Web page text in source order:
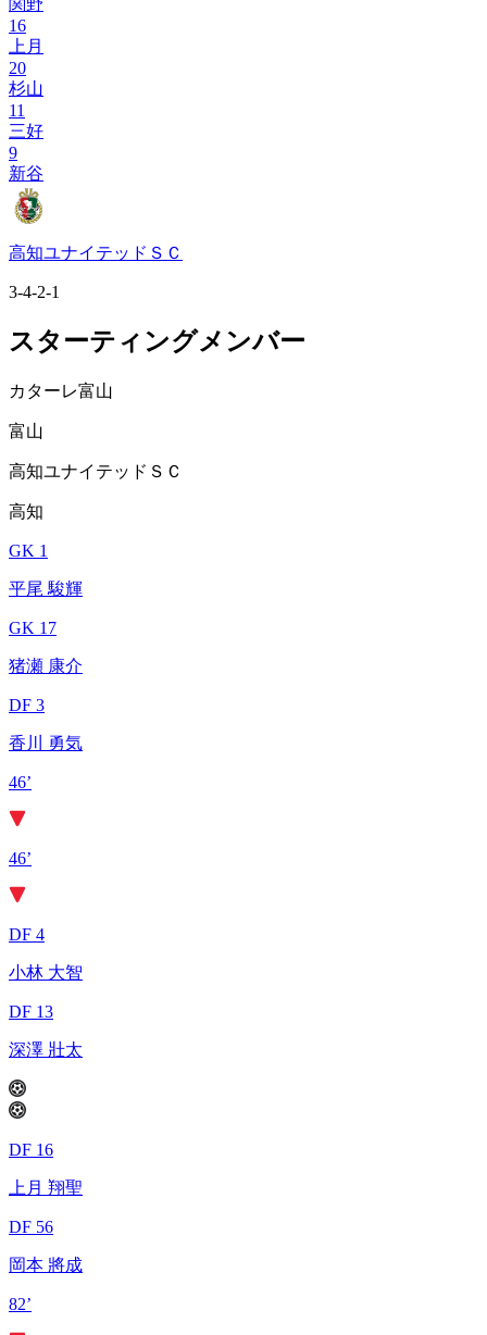
関野
16
上月
20
杉山
11
三好
9
新谷
高知ユナイテッドＳＣ
3-4-2-1
スターティングメンバー
カターレ富山
富山
高知ユナイテッドＳＣ
高知
GK 1
平尾 駿輝
GK 17
猪瀬 康介
DF 3
香川 勇気
46’
46’
DF 4
小林 大智
DF 13
深澤 壯太
DF 16
上月 翔聖
DF 56
岡本 將成
82’